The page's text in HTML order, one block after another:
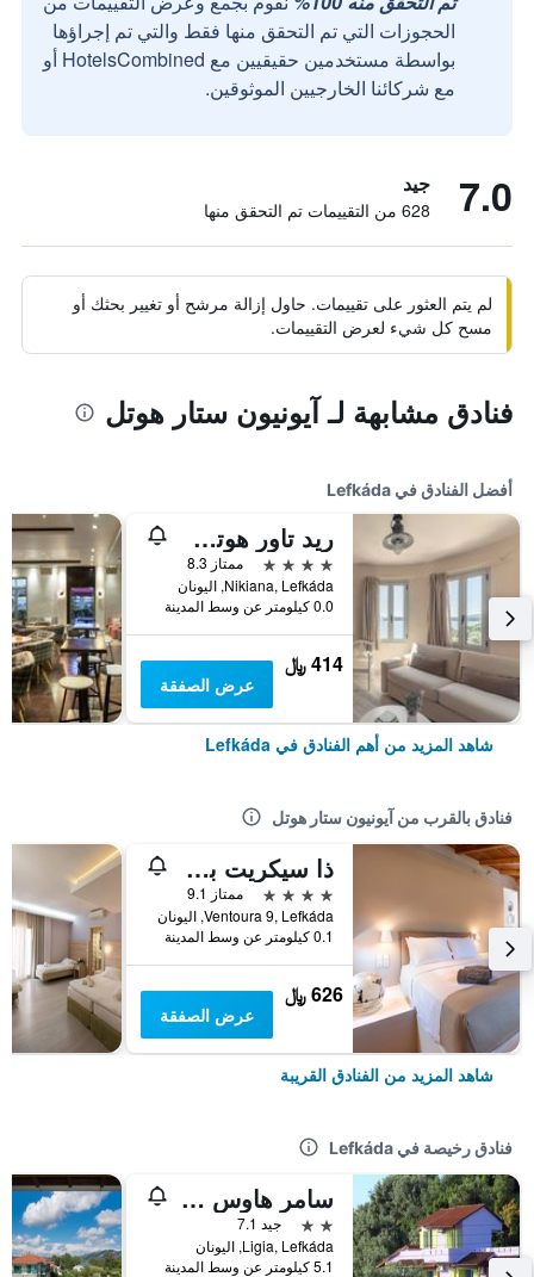
الحجوزات التي تم التحقق منها فقط والتي تم إجراؤها
بواسطة مستخدمين حقيقيين مع HotelsCombined أو
مع شركائنا الخارجيين الموثوقين.
7.0 جيد
628 من التقييمات تم التحقق منها
لم يتم العثور على تقييمات. حاول إزالة مرشح أو تغيير بحثك أو
مسح كل شيء لعرض التقييمات.
فنادق مشابهة لـ آيونيون ستار هوتل
أفضل الفنادق في Lefkáda
ريد تاور هوتل ليفكادا
4 نجوم
ممتاز 8.3
Nikiana, Lefkáda, اليونان
0.0 كيلومتر عن وسط المدينة
414 ﷼
عرض الصفقة
شاهد المزيد من أهم الفنادق في Lefkáda
فنادق بالقرب من آيونيون ستار هوتل
ذا سيكريت بوتيك هوتل
4 نجوم
ممتاز 9.1
Ventoura 9, Lefkáda, اليونان
0.1 كيلومتر عن وسط المدينة
626 ﷼
عرض الصفقة
شاهد المزيد من الفنادق القريبة
فنادق رخيصة في Lefkáda
سامر هاوس لويزا
2 نجمتين
جيد 7.1
Ligia, Lefkáda, اليونان
5.1 كيلومتر عن وسط المدينة